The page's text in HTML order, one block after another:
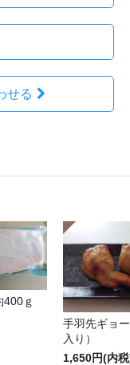
せる
ｇ
手羽先ギョ
入り）
1,650円(内